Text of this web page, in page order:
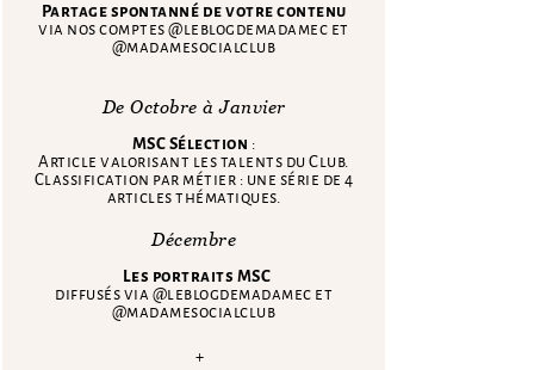
Partage spontanné de votre contenu
via nos comptes @leblogdemadamec et
@madamesocialclub
De Octobre à Janvier
MSC Sélection :
Article valorisant les talents du Club.
Classification par métier : une série de 4
articles thématiques.
Décembre
Les portraits MSC
diffusés via @leblogdemadamec et
@madamesocialclub
+